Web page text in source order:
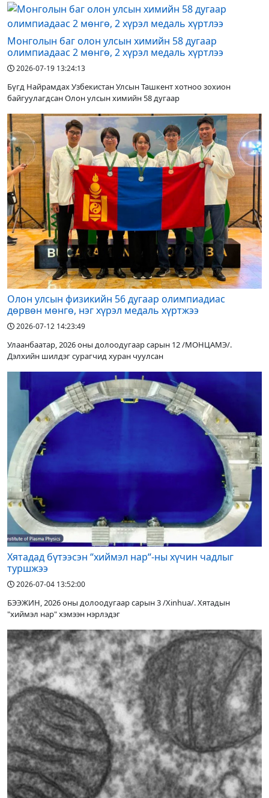
Монголын баг олон улсын химийн 58 дугаар
олимпиадаас 2 мөнгө, 2 хүрэл медаль хүртлээ
2026-07-19 13:24:13
Бүгд Найрамдах Узбекистан Улсын Ташкент хотноо зохион
байгуулагдсан Олон улсын химийн 58 дугаар
Олон улсын физикийн 56 дугаар олимпиадиас
дөрвөн мөнгө, нэг хүрэл медаль хүртжээ
2026-07-12 14:23:49
Улаанбаатар, 2026 оны долоодугаар сарын 12 /МОНЦАМЭ/.
Дэлхийн шилдэг сурагчид хуран чуулсан
Хятадад бүтээсэн “хиймэл нар“-ны хүчин чадлыг
туршжээ
2026-07-04 13:52:00
БЭЭЖИН, 2026 оны долоодугаар сарын 3 /Xinhua/. Хятадын
"хиймэл нар" хэмээн нэрлэдэг